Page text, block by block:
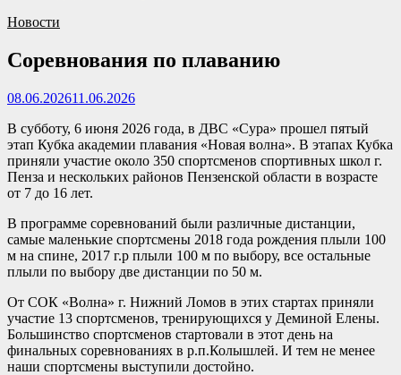
Новости
Соревнования по плаванию
08.06.202611.06.2026
В субботу, 6 июня 2026 года, в ДВС «Сура» прошел пятый
этап Кубка академии плавания «Новая волна». В этапах Кубка
приняли участие около 350 спортсменов спортивных школ г.
Пенза и нескольких районов Пензенской области в возрасте
от 7 до 16 лет.
В программе соревнований были различные дистанции,
самые маленькие спортсмены 2018 года рождения плыли 100
м на спине, 2017 г.р плыли 100 м по выбору, все остальные
плыли по выбору две дистанции по 50 м.
От СОК «Волна» г. Нижний Ломов в этих стартах приняли
участие 13 спортсменов, тренирующихся у Деминой Елены.
Большинство спортсменов стартовали в этот день на
финальных соревнованиях в р.п.Колышлей. И тем не менее
наши спортсмены выступили достойно.